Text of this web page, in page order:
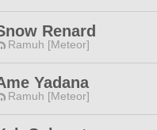
Renard
Ramuh [Meteor]
Yadana
Ramuh [Meteor]